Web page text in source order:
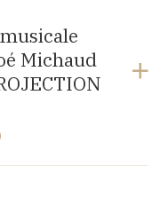
Dames
Michaud